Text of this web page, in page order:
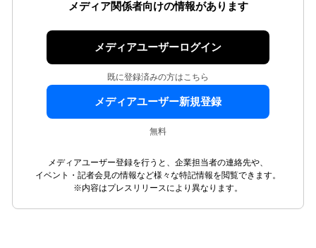
メディア関係者向けの情報があります
メディアユーザーログイン
既に登録済みの方はこちら
メディアユーザー新規登録
無料
メディアユーザー登録を行うと、企業担当者の連絡先や、
イベント・記者会見の情報など様々な特記情報を閲覧できます。
※内容はプレスリリースにより異なります。